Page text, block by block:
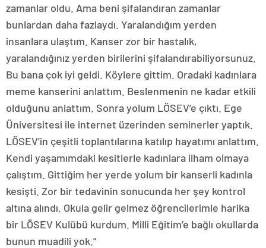
zamanlar oldu. Ama beni şifalandıran zamanlar
bunlardan daha fazlaydı. Yaralandığım yerden
insanlara ulaştım. Kanser zor bir hastalık,
yaralandığınız yerden birilerini şifalandırabiliyorsunuz.
Bu bana çok iyi geldi. Köylere gittim. Oradaki kadınlara
meme kanserini anlattım. Beslenmenin ne kadar etkili
olduğunu anlattım. Sonra yolum LÖSEV’e çıktı. Ege
Üniversitesi ile internet üzerinden seminerler yaptık.
LÖSEV’in çeşitli toplantılarına katılıp hayatımı anlattım.
Kendi yaşamımdaki kesitlerle kadınlara ilham olmaya
çalıştım. Gittiğim her yerde yolum bir kanserli kadınla
kesişti. Zor bir tedavinin sonucunda her şey kontrol
altına alındı. Okula gelir gelmez öğrencilerimle harika
bir LÖSEV Kulübü kurdum. Milli Eğitim’e bağlı okullarda
bunun muadili yok.”